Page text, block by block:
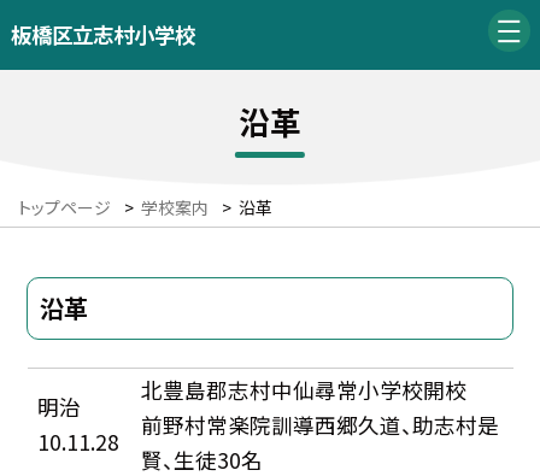
板橋区立志村小学校
沿革
トップページ > 学校案内 > 沿革
沿革
明治
10.11.28
北豊島郡志村中仙尋常小学校開校
前野村常楽院訓導西郷久道、助志村是
賢、生徒30名